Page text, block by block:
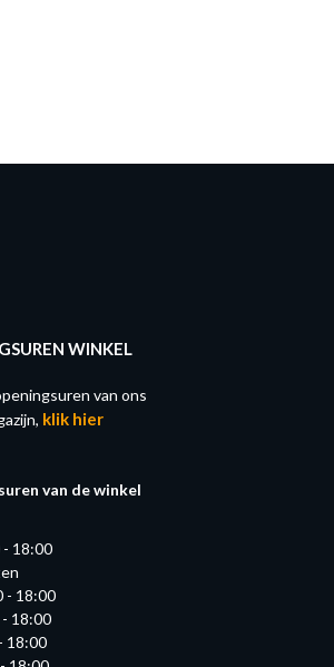
WINKEL
van ons
klik hier
van de winkel
- 18:00
- 18:00
18:00
18:00